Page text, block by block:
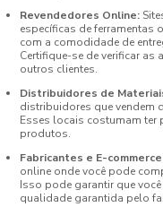
Revendedores Online:
específicas de ferramentas
com a comodidade de
Certifique-se de verificar
outros clientes.
Distribuidores de
distribuidores que vendem
Esses locais costumam ter
produtos.
Fabricantes e E-
online onde você pode
Isso pode garantir que
qualidade garantida pelo